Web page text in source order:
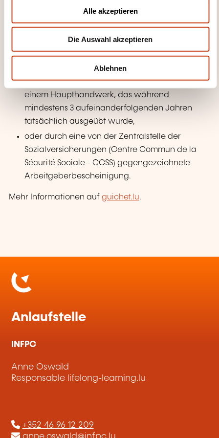
Alle akzeptieren
Die Auswahl akzeptieren
Ablehnen
oder durch eine Mitgliedschaft bei der
Nationalen Rentenversicherungskasse (Caisse
nationale d'assurance pension - CNAP
während mindestens 3 aufeinanderfolgenden
oder durch eine Niederlassungsgenehmigung in
einem Haupthandwerk, das während
mindestens 3 aufeinanderfolgenden Jahren
tatsächlich ausgeübt wurde,
oder durch eine von der Zentralstelle der
Sozialversicherungen (Centre Commun de la
Sécurité Sociale - CCSS) gegengezeichnete
Arbeitgeberbescheinigung.
Mehr Informationen auf guichet.lu.
Anlaufstelle
INFPC
Anne Oswald
Responsable lifelong-learning.lu
+352 46 96 12 209